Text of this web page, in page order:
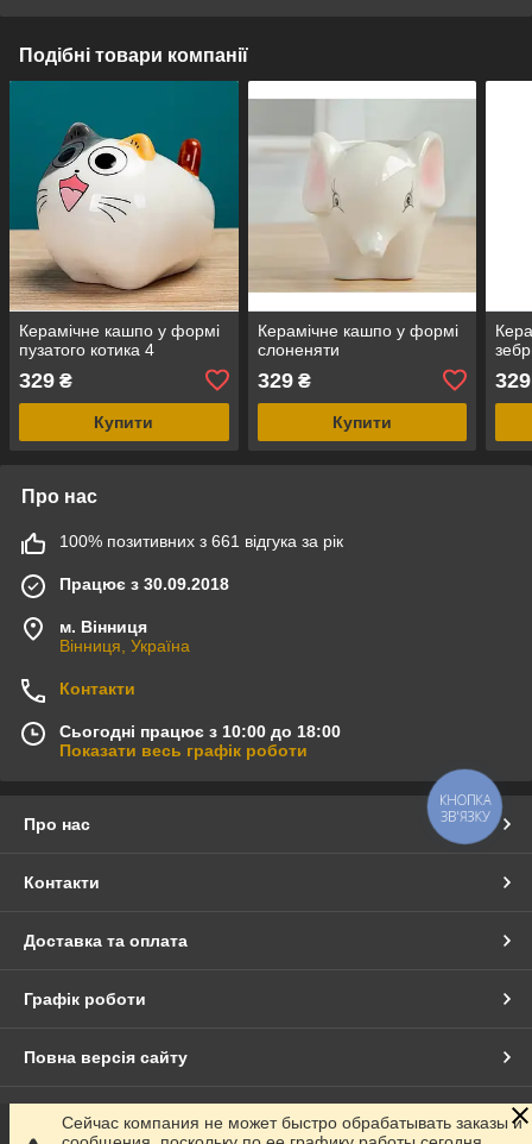
Подібні товари компанії
Керамічне кашпо у формі
пузатого котика 4
329 ₴
Купити
Керамічне кашпо у формі
слоненяти
329₴
Купити
329
Про нас
100% позитивних з 661 відгука за рік
Працює з 30.09.2018
м. Вінниця
Вінниця, Україна
Контакти
Сьогодні працює з 10:00 до 18:00
Показати весь графік роботи
Про нас
Контакти
Доставка та оплата
Графік роботи
Повна версія сайту
Сайт створено на маркетплейсі Prom.ua
Сейчас компания не может быстро обрабатывать заказы и
КНОПКА
ЗВ'ЯЗКУ